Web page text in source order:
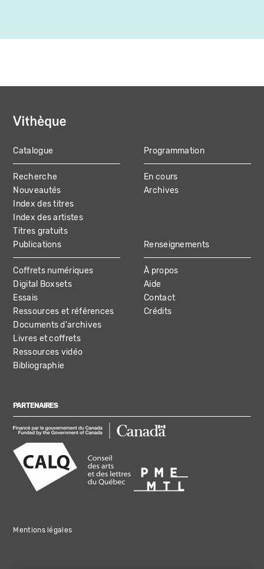
MAIN
NAVIGATION
Catalogue
Recherche
Nouveautés
Index des titres
Index des artistes
Titres gratuits
Programmation
En cours
Archives
Publications
Coffrets numériques
Digital Boxsets
Essais
Ressources et références
Documents d'archives
Livres et coffrets
Ressources vidéo
Bibliographie
Renseignements
À propos
Aide
Contact
Crédits
PARTENAIRES
Mentions légales